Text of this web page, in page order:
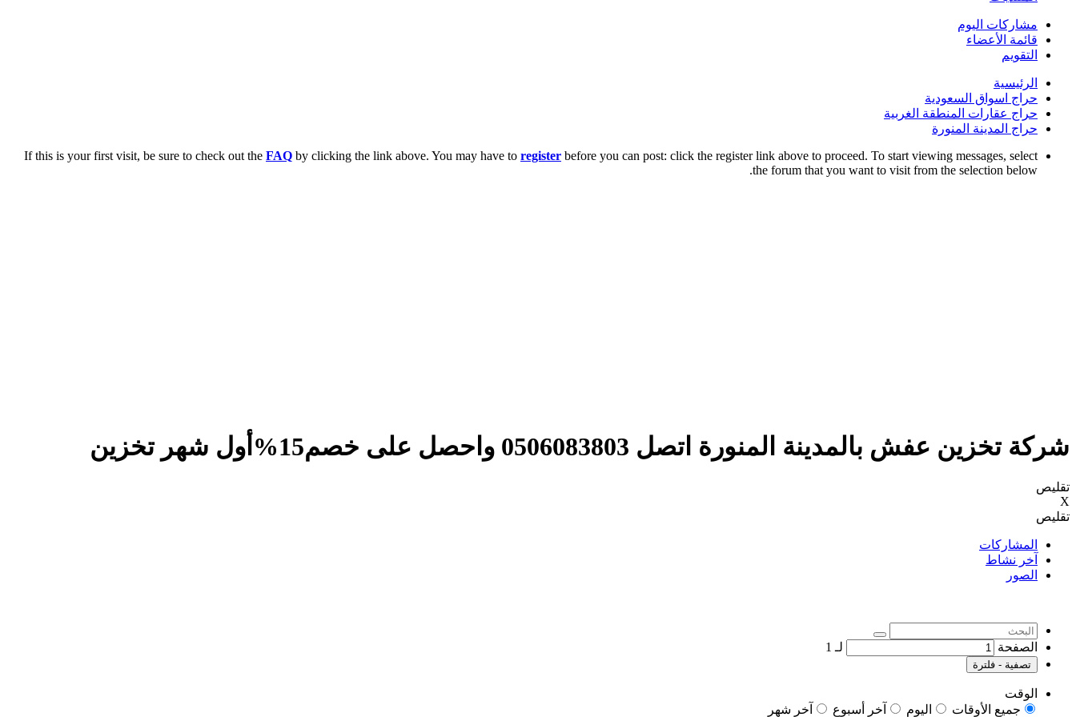
مشاركات اليوم
قائمة الأعضاء
التقويم
الرئيسية
حراج اسواق السعودية
حراج عقارات المنطقة الغربية
حراج المدينة المنورة
If this is your first visit, be sure to check out the FAQ by clicking the link above. You may have to register before you can post: click the register link above to proceed. To start viewing messages, select
the forum that you want to visit from the selection below.
شركة تخزين عفش بالمدينة المنورة اتصل 0506083803 واحصل على خصم15%أول شهر تخزين
تقليص
X
تقليص
المشاركات
آخر نشاط
الصور
الصفحة لـ 1
تصفية - فلترة
الوقت
جميع الأوقات
اليوم آخر أسبوع
آخر شهر